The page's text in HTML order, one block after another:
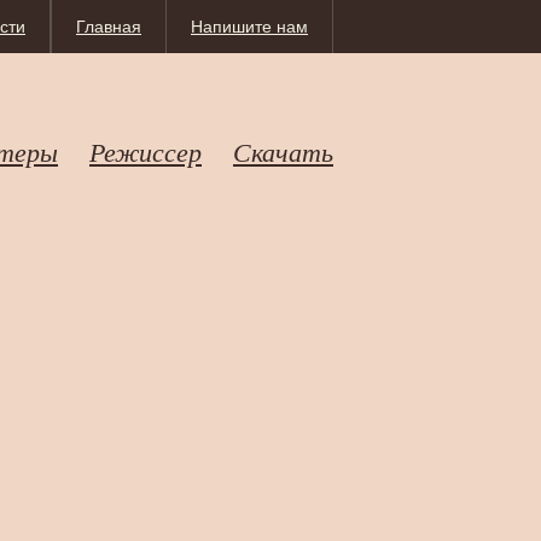
Напишите нам
Главная
Режиссер Скачать